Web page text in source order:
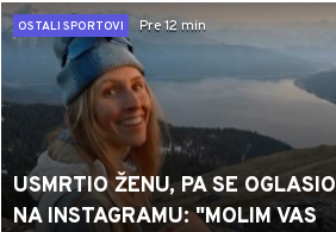
OSTALI SPORTOVI
Pre 12 min
USMRTIO ŽENU, PA SE OGLASIO
NA INSTAGRAMU: "MOLIM VAS